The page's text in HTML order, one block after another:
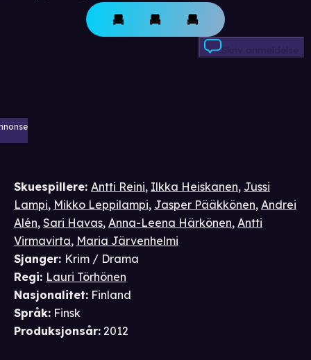
Skriv anmeldelse
Skuespillere: Antti Reini, Ilkka Heiskanen, Jussi
Lampi, Mikko Leppilampi, Jasper Pääkkönen, Andrei
Alén, Sari Havas, Anna-Leena Härkönen, Antti
Virmavirta, Maria Järvenhelmi
Sjanger: Krim / Drama
Regi: Lauri Törhönen
Nasjonalitet: Finland
Språk: Finsk
Produksjonsår: 2012